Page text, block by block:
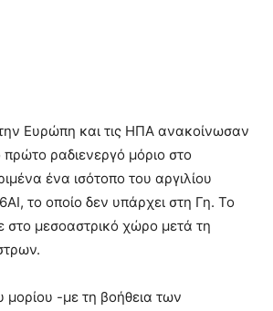
Ευρώπη και τις ΗΠΑ ανακοίνωσαν
πρώτο ραδιενεργό μόριο στο
ένα ισότοπο του αργιλίου
το οποίο δεν υπάρχει στη Γη. Το
στο μεσοαστρικό χώρο μετά τη
-με τη βοήθεια των